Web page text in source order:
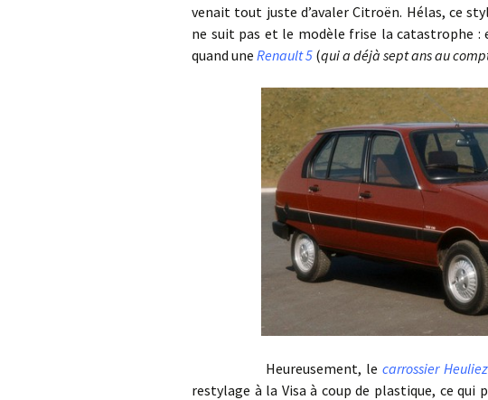
venait tout juste d’avaler Citroën. Hélas, ce
ne suit pas et le modèle frise la catastrophe :
quand une Renault 5 (qui a déjà sept ans au
Heureusement, lecarrossier Heuliez
restylage à la Visa à coup de plastique, ce qui